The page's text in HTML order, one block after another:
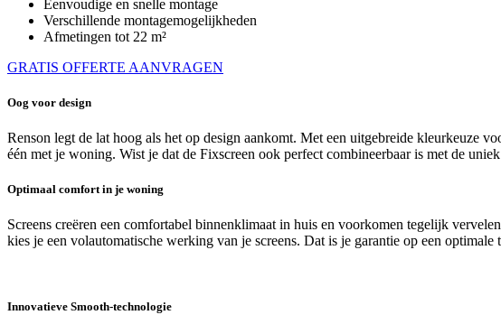
Eenvoudige en snelle montage
Verschillende montagemogelijkheden
Afmetingen tot 22 m²
GRATIS OFFERTE AANVRAGEN
Oog voor design
Renson legt de lat hoog als het op design aankomt. Met een uitgebreide kleurkeuze
één met je woning. Wist je dat de Fixscreen ook perfect combineerbaar is met de
Optimaal comfort in je woning
Screens creëren een comfortabel binnenklimaat in huis en voorkomen tegelijk
kies je een volautomatische werking van je screens. Dat is je garantie op een optimale
Innovatieve Smooth-technologie